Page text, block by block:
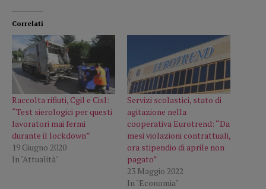
Correlati
Raccolta rifiuti, Cgil e Cisl:
“Test sierologici per questi
lavoratori mai fermi
durante il lockdown”
19 Giugno 2020
In "Attualità"
Servizi scolastici, stato di
agitazione nella
cooperativa Eurotrend: “Da
mesi violazioni contrattuali,
ora stipendio di aprile non
pagato”
23 Maggio 2022
In "Economia"